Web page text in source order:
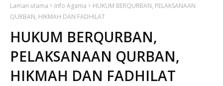
Laman utama Info Agama
HUKUM BERQURBAN, PELAKSANAAN
QURBAN, HIKMAH DAN FADHILAT
HUKUM BERQURBAN,
PELAKSANAAN QURBAN,
HIKMAH DAN FADHILAT